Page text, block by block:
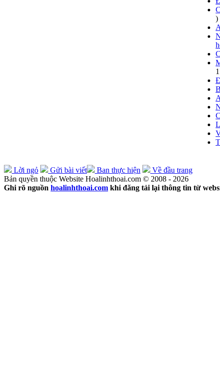
)
Lời ngỏ Gửi bài viết Ban thực hiện
Về đầu trang
Bản quyền thuộc Website Hoalinhthoai.com © 2008 - 2026
Ghi rõ nguồn hoalinhthoai.com khi đăng tải lại thông tin từ